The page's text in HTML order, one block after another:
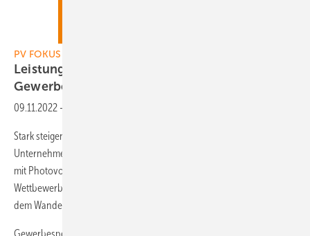
PV FOKUS Gewerbespeicher, PV9-2022
Leistungsstark - Stromspeicher für
Gewerbekunden
09.11.2022 -
Stark steigende Kosten für elektrischen Strom und Erdgas zwingen die
Unternehmen, ihre Flächen zur Eigenstromerzeugung zu nutzen. Nur
mit Photovoltaik und leistungsstarken Stromspeichern lässt sich die
Wettbewerbsfähigkeit erhalten. Der Umstieg auf E-Fahrzeuge verleiht
dem Wandel zusätzliche Dynamik.
Gewerbespeicher: Das aktuelle Heft erscheint am 11. November 2022.